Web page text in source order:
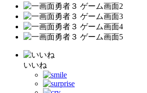
いいね